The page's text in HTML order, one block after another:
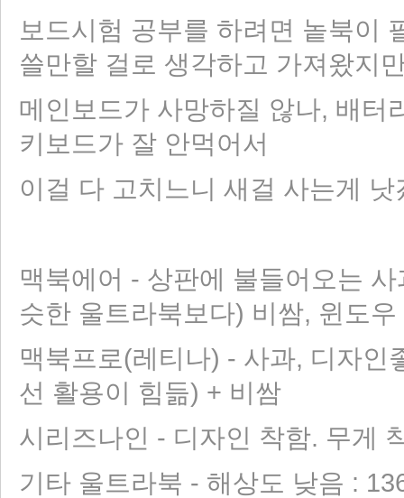
보드시험 공부를 하려면 놑북이
쓸만할 걸로 생각하고 가져왔지
메인보드가 사망하질 않나, 배터
키보드가 잘 안먹어서
이걸 다 고치느니 새걸 사는게 낫
맥북에어 - 상판에 불들어오는
슷한 울트라북보다) 비쌈, 윈도
맥북프로(레티나) - 사과, 디자
선 활용이 힘듦) + 비쌈
시리즈나인 - 디자인 착함. 무게
기타 울트라북 - 해상도 낮음 :